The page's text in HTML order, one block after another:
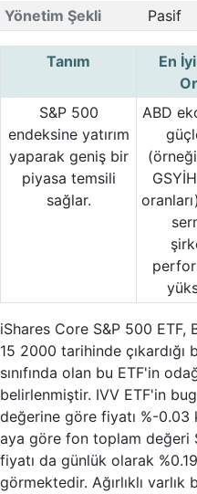
Yönetim Şekli Pasif
Tanım
En
S&P 500
endeksine yatırım
yaparak geniş bir
piyasa temsili
sağlar.
ABD
iShares Core S&P 500
15 2000 tarihinde çıkardığı
sınıfında olan bu ETF'in
belirlenmiştir. IVV ETF'in
değerine göre fiyatı %-
aya göre fon toplam değeri
fiyatı da günlük olarak
görmektedir. Ağırlıklı